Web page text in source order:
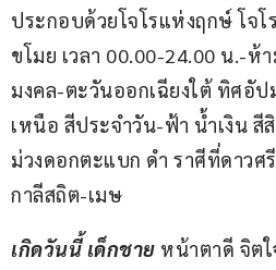
ประกอบด้วยโจโรแห่งฤกษ์ โจ
ขโมย เวลา 00.00-24.00 น.-ห้
มงคล-ตะวันออกเฉียงใต้ ทิศอัป
เหนือ สีประจำวัน-ฟ้า น้ำเงิน
ม่วงดอกตะแบก ดำ ราศีที่ดาว
กาลีสถิต-เมษ
เกิดวันนี้ เด็กชาย หน้าตาดี จิตใ